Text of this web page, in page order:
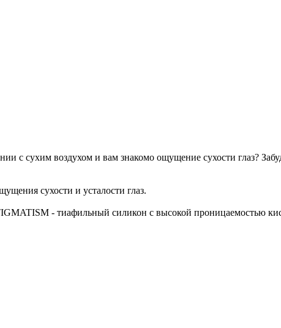
с сухим воздухом и вам знакомо ощущение сухости глаз?
сухости и усталости глаз.
- тиафильный силикон с высокой проницаемостью